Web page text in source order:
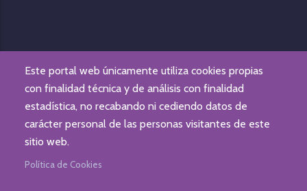
Este portal web únicamente utiliza cookies propias
con finalidad técnica y de análisis con finalidad
estadística, no recabando ni cediendo datos de
carácter personal de las personas visitantes de este
sitio web.
Política de Cookies
© Fundación Gizaide. Todos los derechos reservados.
Aviso legal